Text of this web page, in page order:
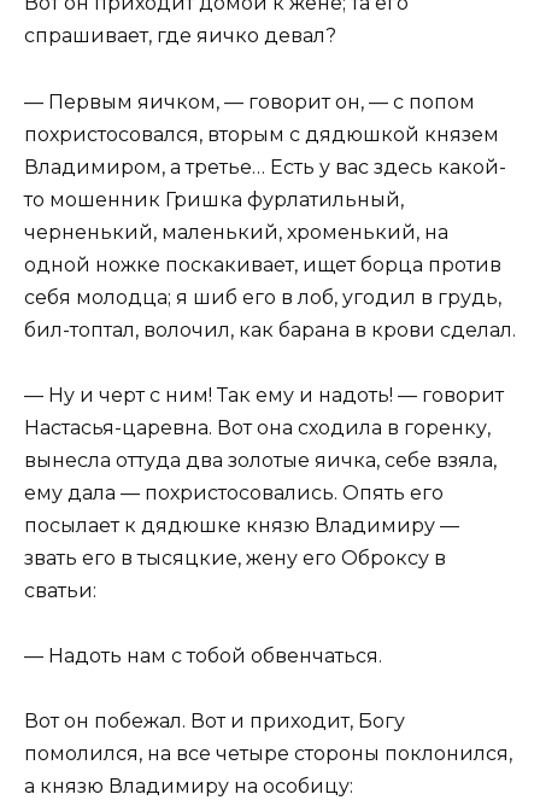
спрашивает, где яичко девал?
— Первым яичком, — говорит он, — с попом
похристосовался, вторым с дядюшкой князем
Владимиром, а третье… Есть у вас здесь какой-
то мошенник Гришка фурлатильный,
черненький, маленький, хроменький, на
одной ножке поскакивает, ищет борца против
себя молодца; я шиб его в лоб, угодил в грудь,
бил-топтал, волочил, как барана в крови сделал.
— Ну и черт с ним! Так ему и надоть! — говорит
Настасья-царевна. Вот она сходила в горенку,
вынесла оттуда два золотые яичка, себе взяла,
ему дала — похристосовались. Опять его
посылает к дядюшке князю Владимиру —
звать его в тысяцкие, жену его Оброксу в
сватьи:
— Надоть нам с тобой обвенчаться.
Вот он побежал. Вот и приходит, Богу
помолился, на все четыре стороны поклонился,
а князю Владимиру на особицу: